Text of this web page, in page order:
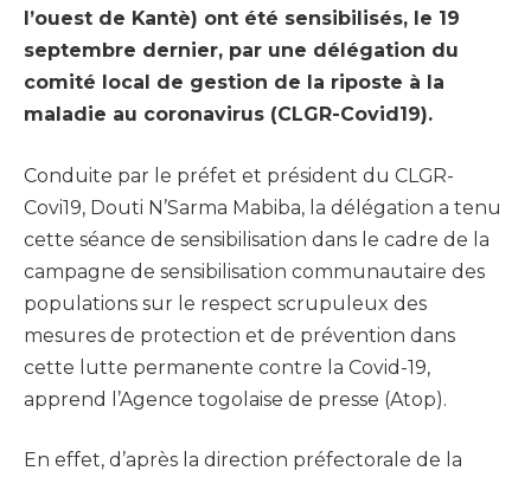
l’ouest de Kantè) ont été sensibilisés, le 19
septembre dernier, par une délégation du
comité local de gestion de la riposte à la
maladie au coronavirus (CLGR-Covid19).
Conduite par le préfet et président du CLGR-
Covi19, Douti N’Sarma Mabiba, la délégation a tenu
cette séance de sensibilisation dans le cadre de la
campagne de sensibilisation communautaire des
populations sur le respect scrupuleux des
mesures de protection et de prévention dans
cette lutte permanente contre la Covid-19,
apprend l’Agence togolaise de presse (Atop).
En effet, d’après la direction préfectorale de la